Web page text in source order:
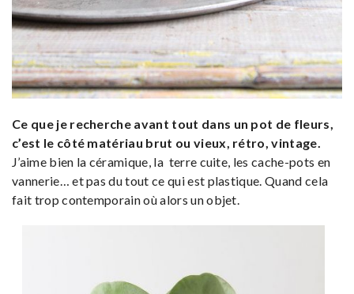
Ce que je recherche avant tout dans un pot de fleurs,
c’est le côté matériau brut ou vieux, rétro, vintage.
J’aime bien la céramique, la terre cuite, les cache-pots en
vannerie… et pas du tout ce qui est plastique. Quand cela
fait trop contemporain où alors un objet.